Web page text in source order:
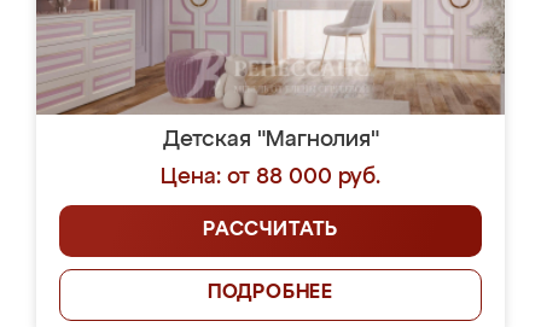
Детская "Магнолия"
Цена: от 88 000 руб.
РАССЧИТАТЬ
ПОДРОБНЕЕ